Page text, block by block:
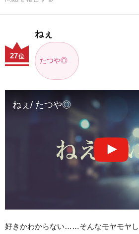
ねぇ
たつや◎
27位
ねぇ/ たつや◎
好きかわからない……そんなモヤモヤし